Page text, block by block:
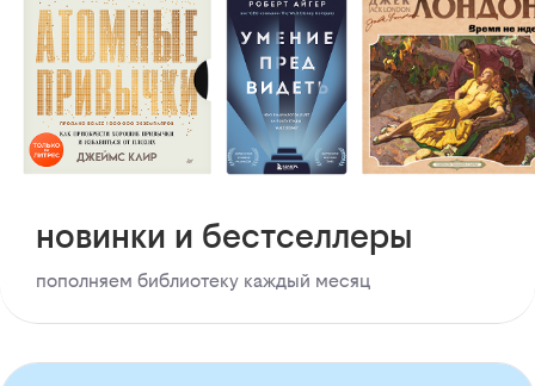
новинки и бестселлеры
пополняем библиотеку каждый месяц